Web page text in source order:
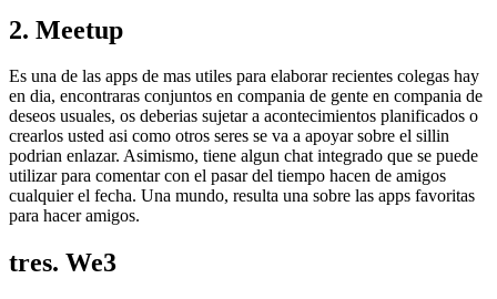
2. Meetup
Es una de las apps de mas utiles para elaborar recientes colegas hay
en dia, encontraras conjuntos en compania de gente en compania de
deseos usuales, os deberias sujetar a acontecimientos planificados o
crearlos usted asi­ como otros seres se va a apoyar sobre el silli­n
podrian enlazar. Asimismo, tiene algun chat integrado que se puede
utilizar para comentar con el pasar del tiempo hacen de amigos
cualquier el fecha. Una mundo, resulta una sobre las apps favoritas
para hacer amigos.
tres. We3